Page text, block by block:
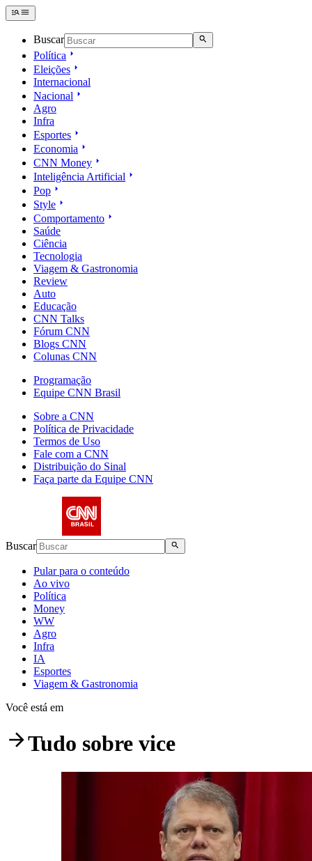
Buscar
Política
Eleições
Internacional
Nacional
Agro
Infra
Esportes
Economia
CNN Money
Inteligência Artificial
Pop
Style
Comportamento
Saúde
Ciência
Tecnologia
Viagem & Gastronomia
Review
Auto
Educação
CNN Talks
Fórum CNN
Blogs CNN
Colunas CNN
Programação
Equipe CNN Brasil
Sobre a CNN
Política de Privacidade
Termos de Uso
Fale com a CNN
Distribuição do Sinal
Faça parte da Equipe CNN
Buscar
Pular para o conteúdo
Ao vivo
Política
Money
WW
Agro
Infra
IA
Esportes
Viagem & Gastronomia
Você está em
Tudo sobre vice